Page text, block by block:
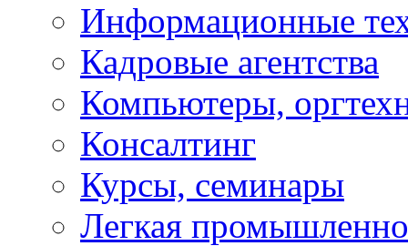
Информационные
Кадровые агентства
Компьютеры,
Консалтинг
Курсы, семинары
Легкая